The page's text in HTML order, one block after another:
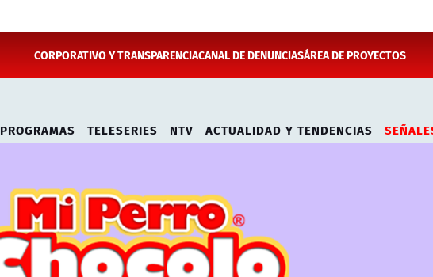
CORPORATIVO Y TRANSPARENCIACANAL DE DENUNCIASÁREA DE PROYECTOS
PROGRAMAS TELESERIES NTV ACTUALIDAD Y TENDENCIAS